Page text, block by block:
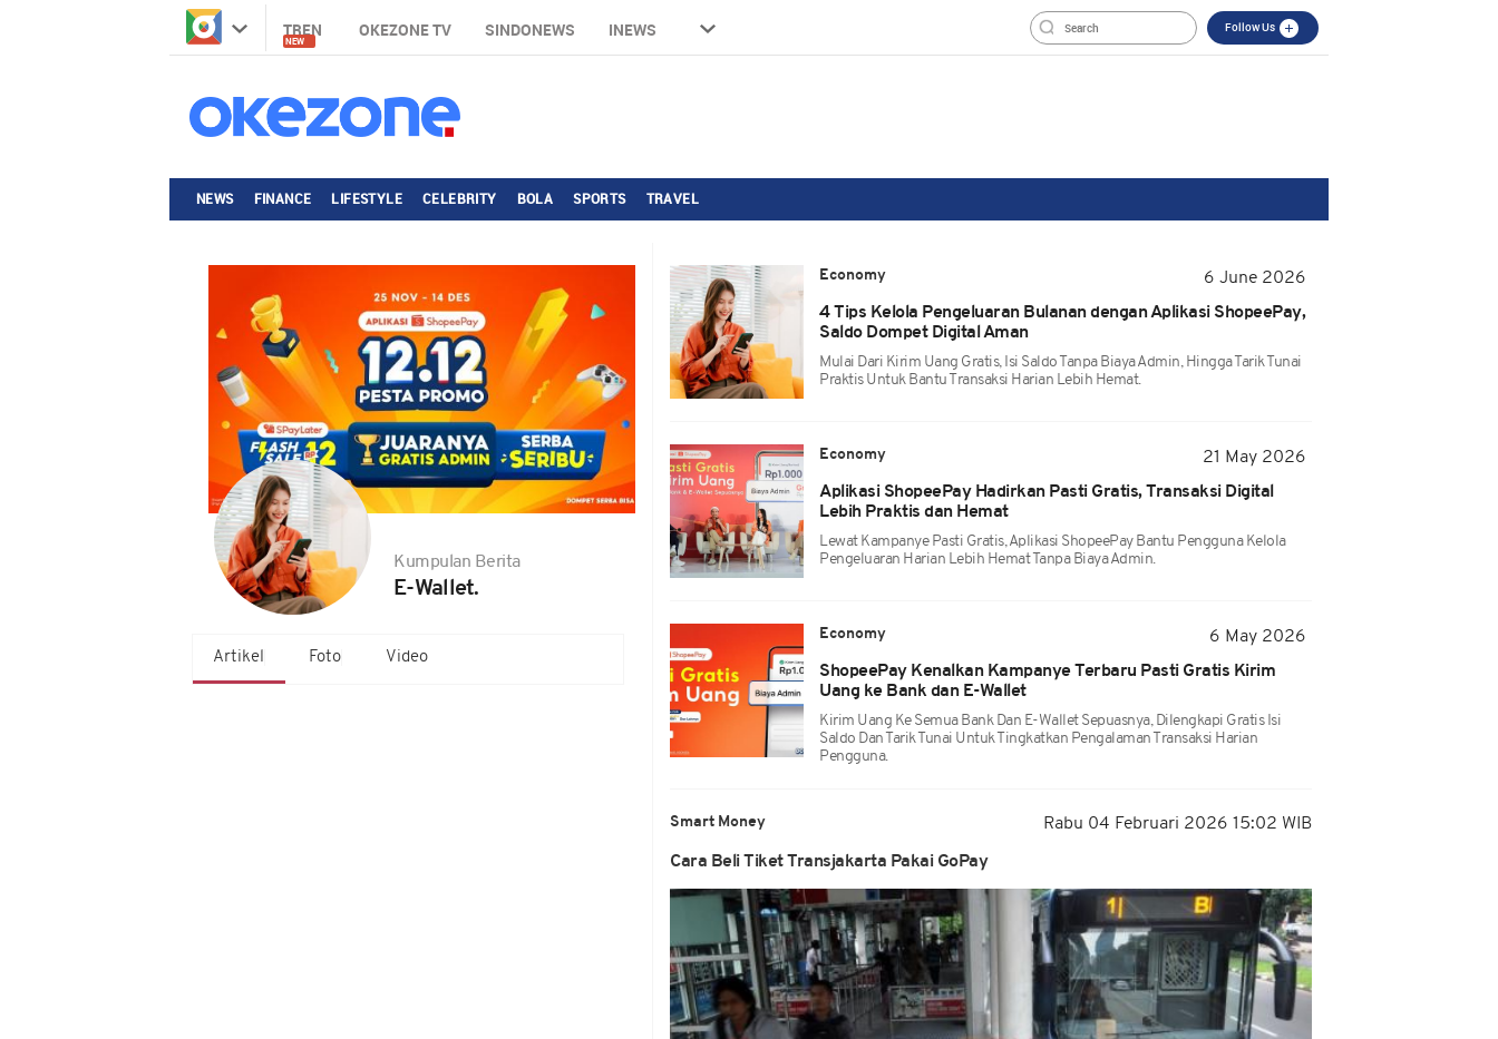
TREN
NEW
OKEZONE TV SINDONEWS INEWS Follow Us
NEWS FINANCE LIFESTYLE CELEBRITY BOLA SPORTS TRAVEL
Kumpulan Berita
E-Wallet.
Artikel Foto Video
Economy
6 June 2026
4 Tips Kelola Pengeluaran Bulanan dengan Aplikasi ShopeePay,
Saldo Dompet Digital Aman
Mulai Dari Kirim Uang Gratis, Isi Saldo Tanpa Biaya Admin, Hingga Tarik Tunai
Praktis Untuk Bantu Transaksi Harian Lebih Hemat.
Economy
21 May 2026
Aplikasi ShopeePay Hadirkan Pasti Gratis, Transaksi Digital
Lebih Praktis dan Hemat
Lewat Kampanye Pasti Gratis, Aplikasi ShopeePay Bantu Pengguna Kelola
Pengeluaran Harian Lebih Hemat Tanpa Biaya Admin.
Economy
6 May 2026
ShopeePay Kenalkan Kampanye Terbaru Pasti Gratis Kirim
Uang ke Bank dan E-Wallet
Kirim Uang Ke Semua Bank Dan E-Wallet Sepuasnya, Dilengkapi Gratis Isi
Saldo Dan Tarik Tunai Untuk Tingkatkan Pengalaman Transaksi Harian
Pengguna.
Smart Money Rabu 04 Februari 2026 15:02 WIB
Cara Beli Tiket Transjakarta Pakai GoPay